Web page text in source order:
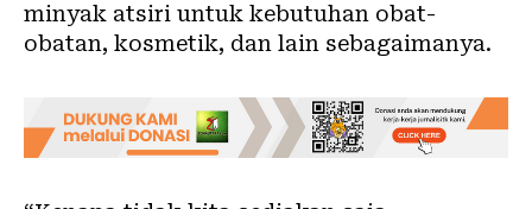
minyak atsiri untuk kebutuhan obat-
obatan, kosmetik, dan lain sebagaimanya.